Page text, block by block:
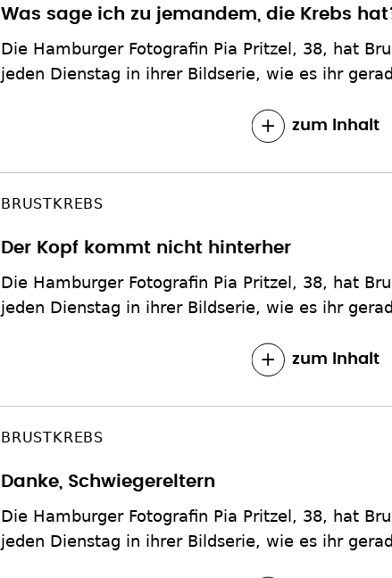
Was sage ich zu jemandem, die Krebs
Die Hamburger Fotografin Pia Pritzel, 38, hat
jeden Dienstag in ihrer Bildserie, wie es ihr
zum Inhalt
BRUSTKREBS
Der Kopf kommt nicht hinterher
Die Hamburger Fotografin Pia Pritzel, 38, hat
jeden Dienstag in ihrer Bildserie, wie es ihr
zum Inhalt
BRUSTKREBS
Danke, Schwiegereltern
Die Hamburger Fotografin Pia Pritzel, 38, hat
jeden Dienstag in ihrer Bildserie, wie es ihr